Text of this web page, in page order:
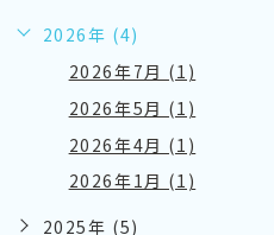
2026年 (4)
2026年7月 (1)
2026年5月 (1)
2026年4月 (1)
2026年1月 (1)
2025年 (5)